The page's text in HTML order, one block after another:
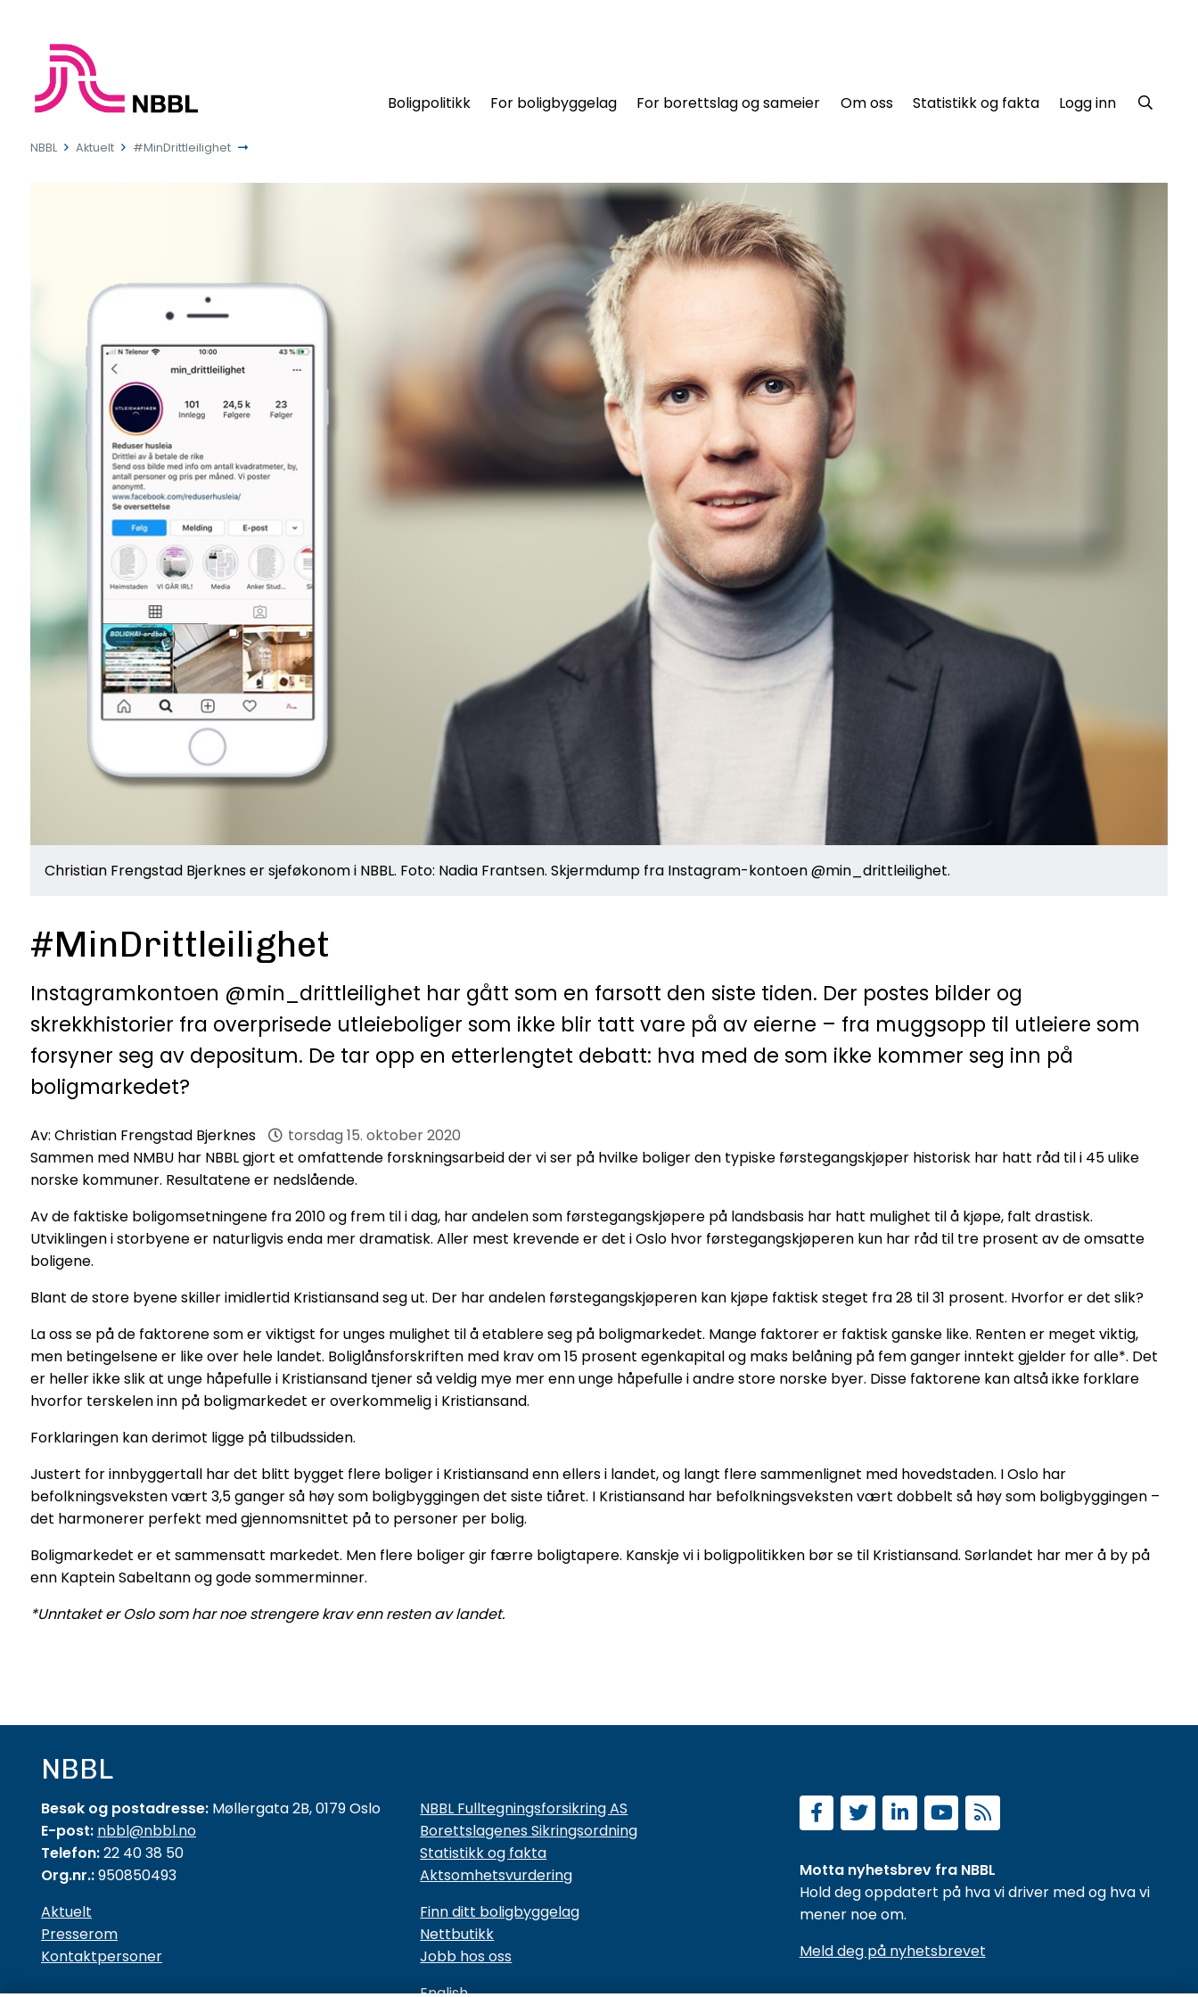
Boligpolitikk For boligbyggelag For borettslag og sameier Om oss Statistikk og fakta Logg inn
NBBL Aktuelt #MinDrittleilighet
Christian Frengstad Bjerknes er sjeføkonom i NBBL. Foto: Nadia Frantsen. Skjermdump fra Instagram-kontoen @min_drittleilighet.
#MinDrittleilighet
Instagramkontoen @min_drittleilighet har gått som en farsott den siste tiden. Der postes bilder og
skrekkhistorier fra overprisede utleieboliger som ikke blir tatt vare på av eierne – fra muggsopp til utleiere som
forsyner seg av depositum. De tar opp en etterlengtet debatt: hva med de som ikke kommer seg inn på
boligmarkedet?
Av: Christian Frengstad Bjerknes
torsdag 15. oktober 2020
Sammen med NMBU har NBBL gjort et omfattende forskningsarbeid der vi ser på hvilke boliger den typiske førstegangskjøper historisk har hatt råd til i 45 ulike
norske kommuner. Resultatene er nedslående.
Av de faktiske boligomsetningene fra 2010 og frem til i dag, har andelen som førstegangskjøpere på landsbasis har hatt mulighet til å kjøpe, falt drastisk.
Utviklingen i storbyene er naturligvis enda mer dramatisk. Aller mest krevende er det i Oslo hvor førstegangskjøperen kun har råd til tre prosent av de omsatte
boligene.
Blant de store byene skiller imidlertid Kristiansand seg ut. Der har andelen førstegangskjøperen kan kjøpe faktisk steget fra 28 til 31 prosent. Hvorfor er det slik?
La oss se på de faktorene som er viktigst for unges mulighet til å etablere seg på boligmarkedet. Mange faktorer er faktisk ganske like. Renten er meget viktig,
men betingelsene er like over hele landet. Boliglånsforskriften med krav om 15 prosent egenkapital og maks belåning på fem ganger inntekt gjelder for alle*. Det
er heller ikke slik at unge håpefulle i Kristiansand tjener så veldig mye mer enn unge håpefulle i andre store norske byer. Disse faktorene kan altså ikke forklare
hvorfor terskelen inn på boligmarkedet er overkommelig i Kristiansand.
Forklaringen kan derimot ligge på tilbudssiden.
Justert for innbyggertall har det blitt bygget flere boliger i Kristiansand enn ellers i landet, og langt flere sammenlignet med hovedstaden. I Oslo har
befolkningsveksten vært 3,5 ganger så høy som boligbyggingen det siste tiåret. I Kristiansand har befolkningsveksten vært dobbelt så høy som boligbyggingen –
det harmonerer perfekt med gjennomsnittet på to personer per bolig.
Boligmarkedet er et sammensatt markedet. Men flere boliger gir færre boligtapere. Kanskje vi i boligpolitikken bør se til Kristiansand. Sørlandet har mer å by på
enn Kaptein Sabeltann og gode sommerminner.
*Unntaket er Oslo som har noe strengere krav enn resten av landet.
NBBL
Besøk og postadresse: Møllergata 2B, 0179 Oslo
E-post: nbbl@nbbl.no
Telefon:22 40 38 50
Org.nr.:950850493
Aktuelt
Presserom
Kontaktpersoner
NBBL Fulltegningsforsikring AS
Borettslagenes Sikringsordning
Statistikk og fakta
Aktsomhetsvurdering
Finn ditt boligbyggelag
Nettbutikk
Jobb hos oss
Motta nyhetsbrev fra NBBL
Hold deg oppdatert på hva vi driver med og hva vi
mener noe om.
Meld deg på nyhetsbrevet